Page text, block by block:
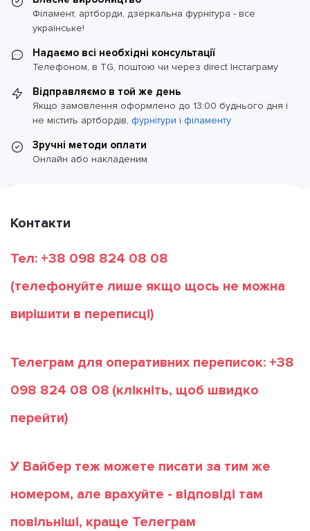
Філамент, артборди, дзеркальна фурнітура - все
українське!
Надаємо всі необхідні консультації
Телефоном, в TG, поштою чи через direct Інстаграму
Відправляємо в той же день
Якщо замовлення оформлено до 13:00 буднього дня і
не містить артбордів, фурнітури і філаменту
Зручні методи оплати
Онлайн або накладеним
Контакти
Тел: +38 098 824 08 08
(телефонуйте лише якщо щось не можна
вирішити в переписці)
Телеграм для оперативних переписок: +38
098 824 08 08 (клікніть, щоб швидко
перейти)
У Вайбер теж можете писати за тим же
номером, але врахуйте - відповіді там
повільніші, краще Телеграм